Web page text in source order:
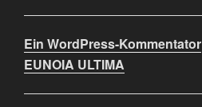
Ein WordPress-Kommentator
EUNOIA ULTIMA